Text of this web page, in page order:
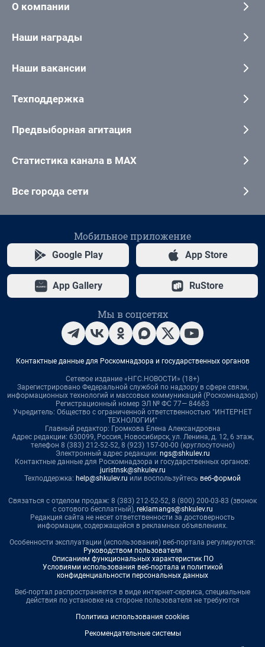
О компании
Наши награды
Наши вакансии
Техподдержка
Предвыборная агитация
Статистика канала в MAX
Все города сети
Мобильное приложение
Google Play App Store
App Gallery RuStore
Мы в соцсетях
Контактные данные для Роскомнадзора и государственных органов
Сетевое издание «НГС.НОВОСТИ» (18+)
Зарегистрировано Федеральной службой по надзору в сфере связи,
информационных технологий и массовых коммуникаций (Роскомнадзор)
Регистрационный номер ЭЛ № ФС 77— 84683
Учредитель: Общество с ограниченной ответственностью "ИНТЕРНЕТ
ТЕХНОЛОГИИ"
Главный редактор: Громкова Елена Александровна
Адрес редакции: 630099, Россия, Новосибирск, ул. Ленина, д. 12, 6 этаж,
телефон 8 (383) 212-52-52, 8 (923) 157-00-00 (круглосуточно)
Электронный адрес редакции: ngs@shkulev.ru
Контактные данные для Роскомнадзора и государственных органов:
juristnsk@shkulev.ru
Техподдержка: help@shkulev.ru или воспользуйтесь веб-формой
Связаться с отделом продаж: 8 (383) 212-52-52, 8 (800) 200-03-83 (звонок
с сотового бесплатный), reklamangs@shkulev.ru
Редакция сайта не несет ответственности за достоверность
информации, содержащейся в рекламных объявлениях.
Особенности эксплуатации (использования) веб-портала регулируются:
Руководством пользователя
Описанием функциональных характеристик ПО
Условиями использования веб-портала и политикой
конфиденциальности персональных данных
Веб-портал распространяется в виде интернет-сервиса, специальные
действия по установке на стороне пользователя не требуются
Политика использования cookies
Рекомендательные системы